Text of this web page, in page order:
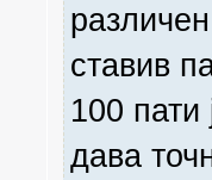
ставив
100
дава